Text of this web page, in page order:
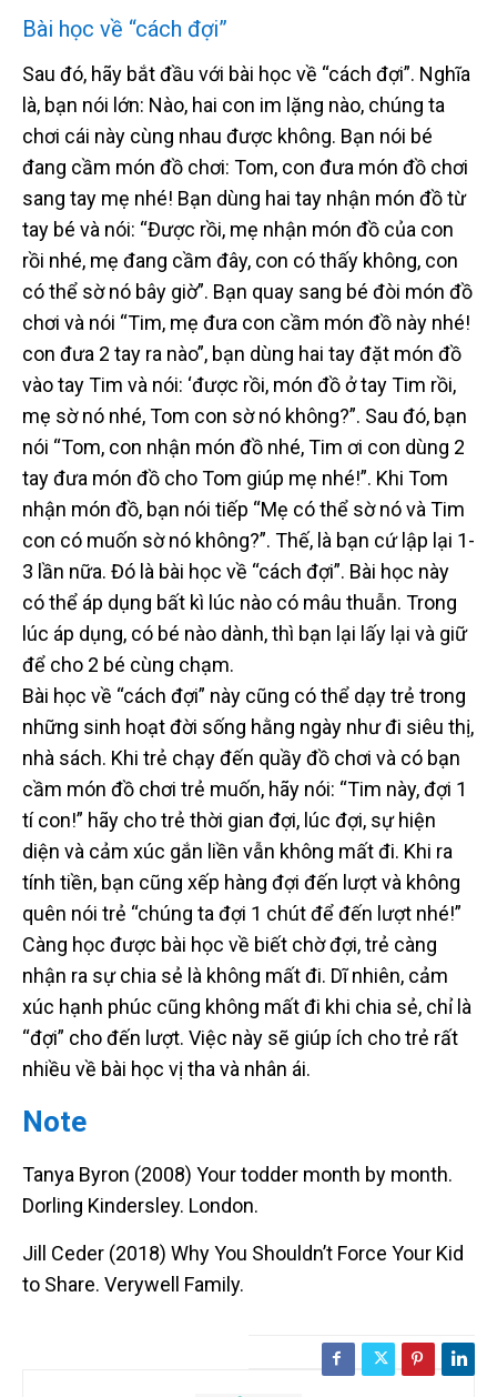
Bài học về “cách đợi”
Sau đó, hãy bắt đầu với bài học về “cách đợi”. Nghĩa
là, bạn nói lớn: Nào, hai con im lặng nào, chúng ta
chơi cái này cùng nhau được không. Bạn nói bé
đang cầm món đồ chơi: Tom, con đưa món đồ chơi
sang tay mẹ nhé! Bạn dùng hai tay nhận món đồ từ
tay bé và nói: “Được rồi, mẹ nhận món đồ của con
rồi nhé, mẹ đang cầm đây, con có thấy không, con
có thể sờ nó bây giờ”. Bạn quay sang bé đòi món đồ
chơi và nói “Tim, mẹ đưa con cầm món đồ này nhé!
con đưa 2 tay ra nào”, bạn dùng hai tay đặt món đồ
vào tay Tim và nói: ‘được rồi, món đồ ở tay Tim rồi,
mẹ sờ nó nhé, Tom con sờ nó không?”. Sau đó, bạn
nói “Tom, con nhận món đồ nhé, Tim ơi con dùng 2
tay đưa món đồ cho Tom giúp mẹ nhé!”. Khi Tom
nhận món đồ, bạn nói tiếp “Mẹ có thể sờ nó và Tim
con có muốn sờ nó không?”. Thế, là bạn cứ lập lại 1-
3 lần nữa. Đó là bài học về “cách đợi”. Bài học này
có thể áp dụng bất kì lúc nào có mâu thuẫn. Trong
lúc áp dụng, có bé nào dành, thì bạn lại lấy lại và giữ
để cho 2 bé cùng chạm.
Bài học về “cách đợi” này cũng có thể dạy trẻ trong
những sinh hoạt đời sống hằng ngày như đi siêu thị,
nhà sách. Khi trẻ chạy đến quầy đồ chơi và có bạn
cầm món đồ chơi trẻ muốn, hãy nói: “Tim này, đợi 1
tí con!” hãy cho trẻ thời gian đợi, lúc đợi, sự hiện
diện và cảm xúc gắn liền vẫn không mất đi. Khi ra
tính tiền, bạn cũng xếp hàng đợi đến lượt và không
quên nói trẻ “chúng ta đợi 1 chút để đến lượt nhé!”
Càng học được bài học về biết chờ đợi, trẻ càng
nhận ra sự chia sẻ là không mất đi. Dĩ nhiên, cảm
xúc hạnh phúc cũng không mất đi khi chia sẻ, chỉ là
“đợi” cho đến lượt. Việc này sẽ giúp ích cho trẻ rất
nhiều về bài học vị tha và nhân ái.
Note
Tanya Byron (2008) Your todder month by month.
Dorling Kindersley. London.
Jill Ceder (2018) Why You Shouldn’t Force Your Kid
to Share. Verywell Family.